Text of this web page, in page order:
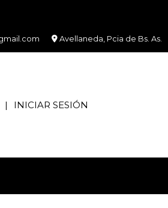
Avellaneda, Pcia de Bs. As.
INICIAR SESIÓN